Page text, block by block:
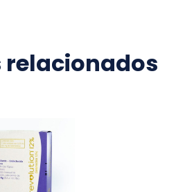
relacionados